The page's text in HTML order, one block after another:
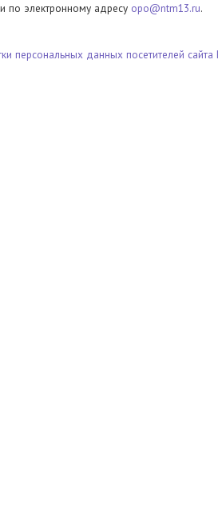
по электронному адресу opo@ntm13.ru.
персональных данных посетителей